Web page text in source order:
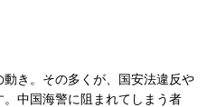
き。その多くが、国安法違反や
中国海警に阻まれてしまう者